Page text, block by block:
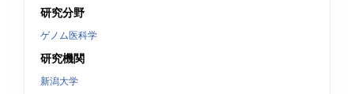
研究分野
ゲノム医科学
研究機関
新潟大学